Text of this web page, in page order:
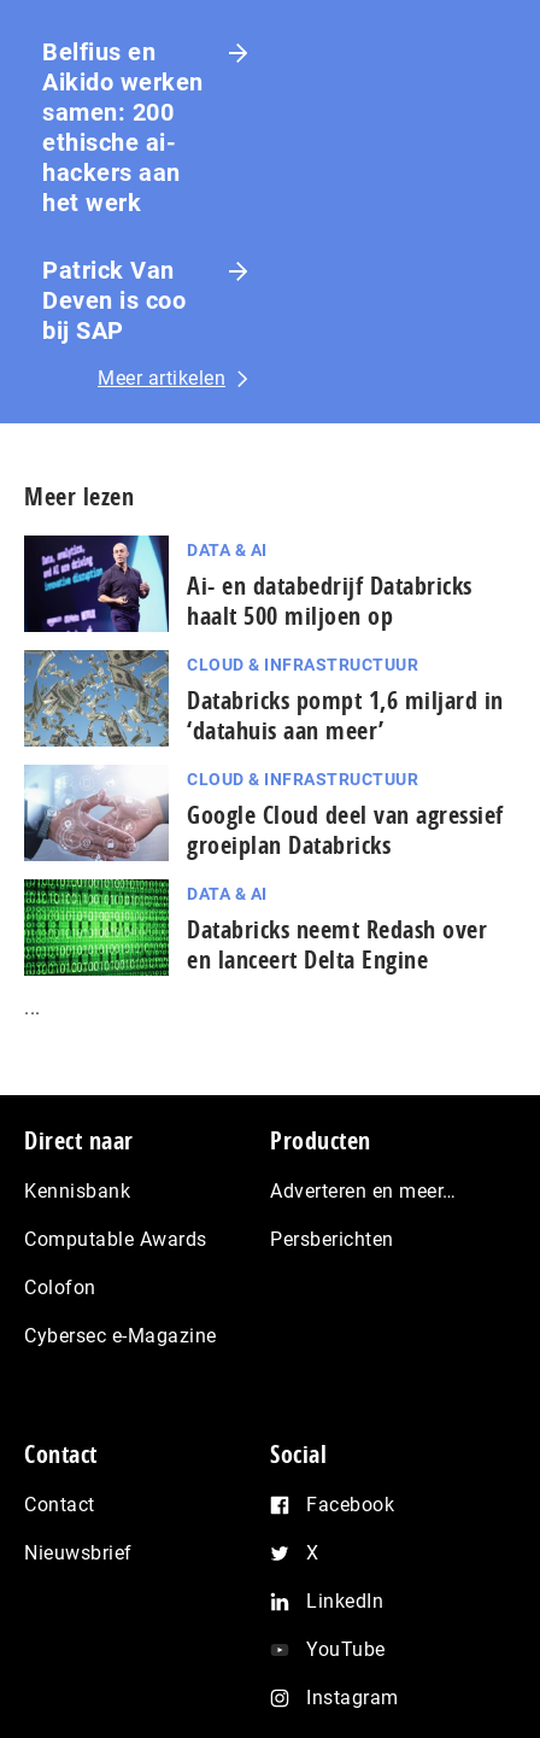
Belfius en
Aikido werken
samen: 200
ethische ai-
hackers aan
het werk
Patrick Van
Deven is coo
bij SAP
Meer artikelen
Meer lezen
DATA & AI
Ai- en databedrijf Databricks
haalt 500 miljoen op
CLOUD & INFRASTRUCTUUR
Databricks pompt 1,6 miljard in
‘datahuis aan meer’
CLOUD & INFRASTRUCTUUR
Google Cloud deel van agressief
groeiplan Databricks
DATA & AI
Databricks neemt Redash over
en lanceert Delta Engine
...
Footer
Direct naar
Kennisbank
Computable Awards
Colofon
Cybersec e-Magazine
Producten
Adverteren en meer…
Persberichten
Contact
Contact
Nieuwsbrief
Social
Facebook
X
LinkedIn
YouTube
Instagram